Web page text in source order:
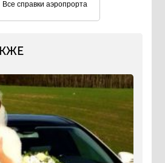
Все справки аэропрорта